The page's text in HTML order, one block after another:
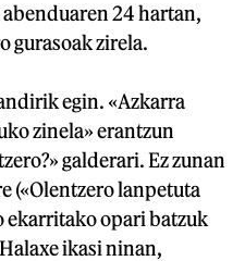
24 hartan,
gurasoak zirela.
egin. «Azkarra
zinela» erantzun
galderari. Ez zunan
(«Olentzero lanpetuta
ekarritako opari batzuk
ikasi ninan,